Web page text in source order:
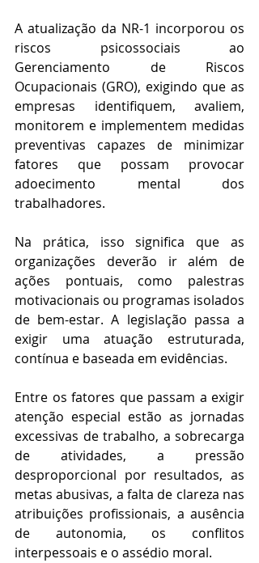
A atualização da NR-1 incorporou os
riscos psicossociais ao
Gerenciamento de Riscos
Ocupacionais (GRO), exigindo que as
empresas identifiquem, avaliem,
monitorem e implementem medidas
preventivas capazes de minimizar
fatores que possam provocar
adoecimento mental dos
trabalhadores.
Na prática, isso significa que as
organizações deverão ir além de
ações pontuais, como palestras
motivacionais ou programas isolados
de bem-estar. A legislação passa a
exigir uma atuação estruturada,
contínua e baseada em evidências.
Entre os fatores que passam a exigir
atenção especial estão as jornadas
excessivas de trabalho, a sobrecarga
de atividades, a pressão
desproporcional por resultados, as
metas abusivas, a falta de clareza nas
atribuições profissionais, a ausência
de autonomia, os conflitos
interpessoais e o assédio moral.